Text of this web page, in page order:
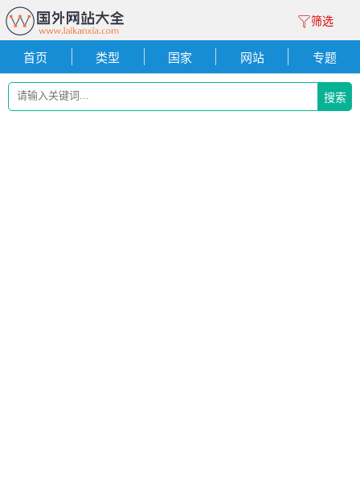
筛选
首页 类型 国家 网站 专题
搜索